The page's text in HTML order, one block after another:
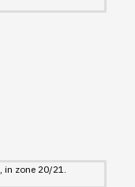
zone 20/21.